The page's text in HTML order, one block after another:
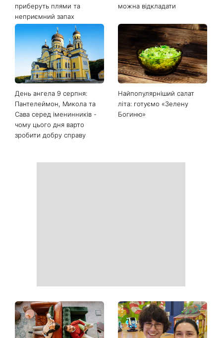
приберуть плями та
неприємний запах
можна відкладати
День ангела 9 серпня:
Пантелеймон, Микола та
Сава серед іменинників -
чому цього дня варто
зробити добру справу
Найпопулярніший салат
літа: готуємо «Зелену
Богиню»